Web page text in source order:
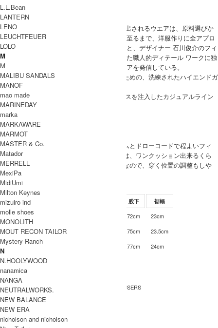
MARKAWARE
MARKAWARE、markaの2ブランドから生み出されるウエアは、原料選びか
ら紡績、製織、染色、縫製、プレス、加工に至るまで、洋服作りに全アプロ
ーチを国内で行う。そんな確固たる精神のもと、デザイナー 石川俊介のフィ
ルターを通じ、古き良き時代から培われてきた職人的ディテール ワークに独
自のモダニズムとウィットを盛り込んだウエアを発信している。
MARKAWARE（マーカウェア）は、大人のための、洗練されたハイエンドガ
ーメントを提案
marka（マーカ）は、より都会的なエッセンスを注入したカジュアルライン
MARKAWARE 取り扱い商品
MODEL
MEN
(VOICE) ウエストは、ゴムとドローコードで程よいフィ
ット感でした。レングスは、ワンクッション出来るくら
いの丈感。イージー仕様なので、穿く位置の調整もしや
SIZE
サイズ 股下 裾幅
1 72cm 23cm
2 86cm-97cm 75cm 23.5cm
92cm-100cm 77cm 24cm
INFORMATION
ブランド名
商品名 DOUBLE PLEATED EASY TROUSERS
型番
カラー Navy , Black
L.L.Bean
LANTERN
LENO
LEUCHTFEUER
LOLO
M
M
MALIBU SANDALS
MANOF
mao made
MARINEDAY
marka
MARKAWARE
MARMOT
MASTER & Co.
Matador
MERRELL
MexiPa
MidiUmi
Milton Keynes
mizuiro ind
molle shoes
MONOLITH
MOUT RECON TAILOR
Mystery Ranch
N
N.HOOLYWOOD
nanamica
NANGA
NEUTRALWORKS.
NEW BALANCE
NEW ERA
nicholson and nicholson